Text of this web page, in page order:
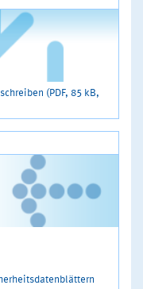
(PDF, 85 kB,